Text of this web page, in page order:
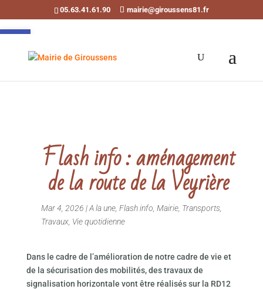
Ouvrir la barre d’outils
05.63.41.61.90 mairie@giroussens81.fr
Flash info : aménagement
de la route de la Veyrière
Mar 4, 2026 |A la une, Flash info Mairie, Transports,
Travaux, Vie quotidienne
Dans le cadre de l’amélioration de notre cadre de vie et
de la sécurisation des mobilités, des travaux de
signalisation horizontale vont être réalisés sur la RD12